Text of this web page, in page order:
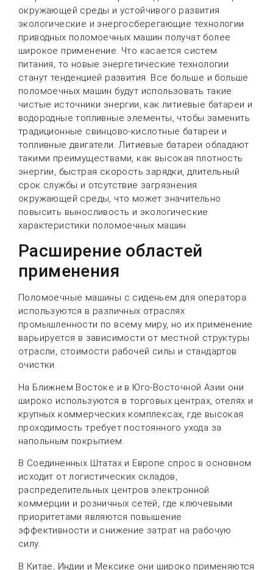
окружающей среды и устойчивого развития
экологические и энергосберегающие технологии
приводных поломоечных машин получат более
широкое применение. Что касается систем
питания, то новые энергетические технологии
станут тенденцией развития. Все больше и больше
поломоечных машин будут использовать такие
чистые источники энергии, как литиевые батареи и
водородные топливные элементы, чтобы заменить
традиционные свинцово-кислотные батареи и
топливные двигатели. Литиевые батареи обладают
такими преимуществами, как высокая плотность
энергии, быстрая скорость зарядки, длительный
срок службы и отсутствие загрязнения
окружающей среды, что может значительно
повысить выносливость и экологические
характеристики поломоечных машин.
Расширение областей
применения
Поломоечные машины с сиденьем для оператора
используются в различных отраслях
промышленности по всему миру, но их применение
варьируется в зависимости от местной структуры
отрасли, стоимости рабочей силы и стандартов
очистки.
На Ближнем Востоке и в Юго-Восточной Азии они
широко используются в торговых центрах, отелях и
крупных коммерческих комплексах, где высокая
проходимость требует постоянного ухода за
напольным покрытием.
В Соединенных Штатах и Европе спрос в основном
исходит от логистических складов,
распределительных центров электронной
коммерции и розничных сетей, где ключевыми
приоритетами являются повышение
эффективности и снижение затрат на рабочую
силу.
В Китае, Индии и Мексике они широко применяются